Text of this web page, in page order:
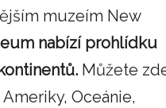
muzeím New
nabízí prohlídku
Můžete
Oceánie,